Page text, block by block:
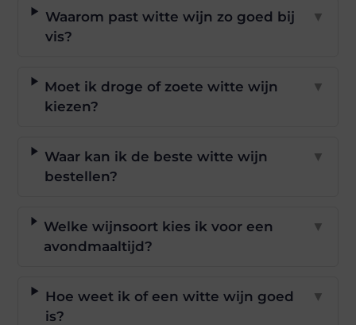
Waarom past witte wijn zo goed bij
vis?
▼
Moet ik droge of zoete witte wijn
kiezen?
▼
Waar kan ik de beste witte wijn
bestellen?
▼
Welke wijnsoort kies ik voor een
avondmaaltijd?
▼
Hoe weet ik of een witte wijn goed
is?
▼